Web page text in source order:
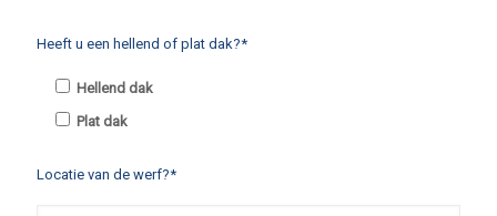
Heeft u een hellend of plat dak?*
Hellend dak
Plat dak
Locatie van de werf?*